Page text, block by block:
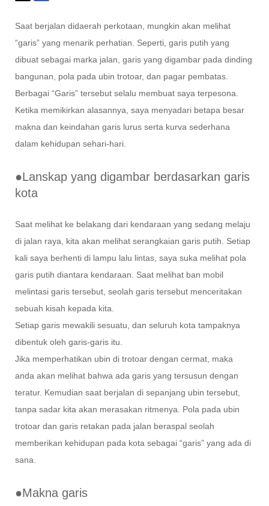
Saat berjalan didaerah perkotaan, mungkin akan melihat
“garis” yang menarik perhatian. Seperti, garis putih yang
dibuat sebagai marka jalan, garis yang digambar pada dinding
bangunan, pola pada ubin trotoar, dan pagar pembatas.
Berbagai “Garis” tersebut selalu membuat saya terpesona.
Ketika memikirkan alasannya, saya menyadari betapa besar
makna dan keindahan garis lurus serta kurva sederhana
dalam kehidupan sehari-hari.
●Lanskap yang digambar berdasarkan garis
kota
Saat melihat ke belakang dari kendaraan yang sedang melaju
di jalan raya, kita akan melihat serangkaian garis putih. Setiap
kali saya berhenti di lampu lalu lintas, saya suka melihat pola
garis putih diantara kendaraan. Saat melihat ban mobil
melintasi garis tersebut, seolah garis tersebut menceritakan
sebuah kisah kepada kita.
Setiap garis mewakili sesuatu, dan seluruh kota tampaknya
dibentuk oleh garis-garis itu.
Jika memperhatikan ubin di trotoar dengan cermat, maka
anda akan melihat bahwa ada garis yang tersusun dengan
teratur. Kemudian saat berjalan di sepanjang ubin tersebut,
tanpa sadar kita akan merasakan ritmenya. Pola pada ubin
trotoar dan garis retakan pada jalan beraspal seolah
memberikan kehidupan pada kota sebagai “garis” yang ada di
sana.
●Makna garis